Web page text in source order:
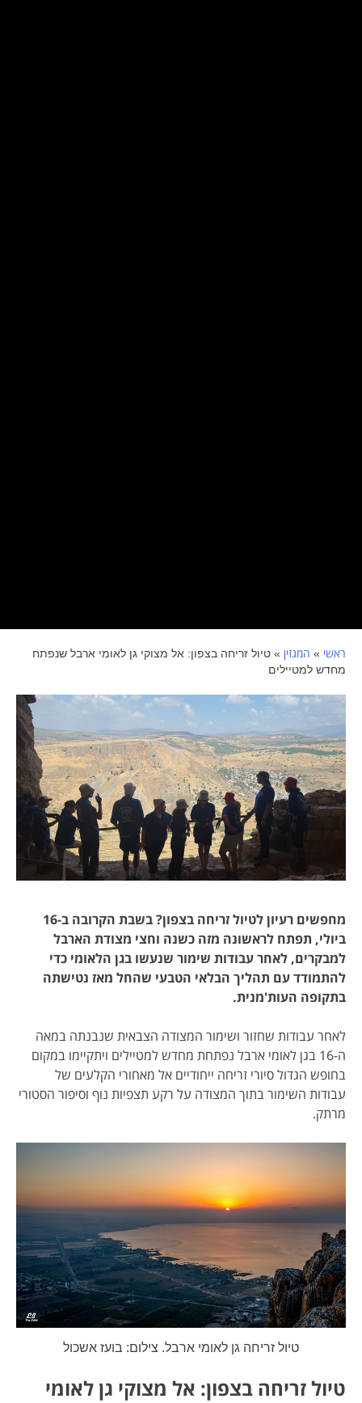
ראשי » המגזין » טיול זריחה בצפון: אל מצוקי גן לאומי ארבל שנפתח
מחדש למטיילים
מחפשים רעיון לטיול זריחה בצפון? בשבת הקרובה ב-16
ביולי, תפתח לראשונה מזה כשנה וחצי מצודת הארבל
למבקרים, לאחר עבודות שימור שנעשו בגן הלאומי כדי
להתמודד עם תהליך הבלאי הטבעי שהחל מאז נטישתה
בתקופה העות'מנית.
לאחר עבודות שחזור ושימור המצודה הצבאית שנבנתה במאה
ה-16 בגן לאומי ארבל נפתחת מחדש למטיילים ויתקיימו במקום
בחופש הגדול סיורי זריחה ייחודיים אל מאחורי הקלעים של
עבודות השימור בתוך המצודה על רקע תצפיות נוף וסיפור הסטורי
מרתק.
טיול זריחה גן לאומי ארבל. צילום: בועז אשכול
טיול זריחה בצפון: אל מצוקי גן לאומי